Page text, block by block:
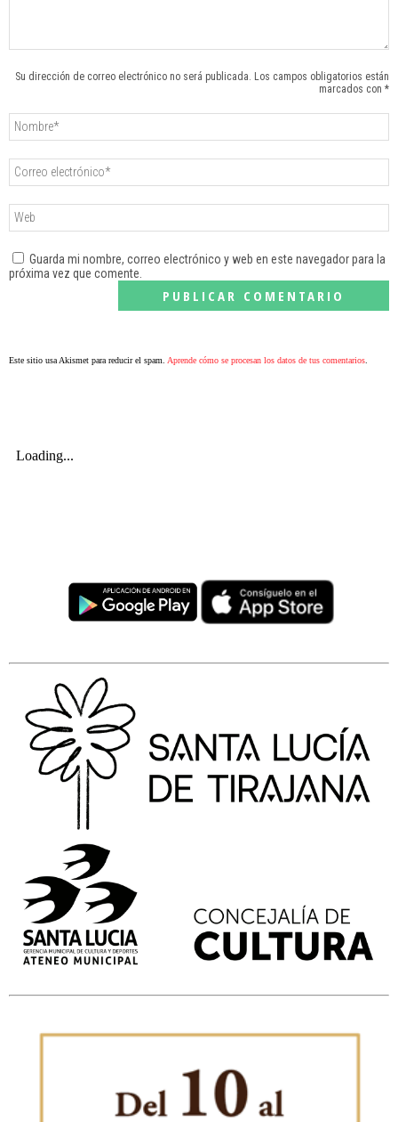
Su dirección de correo electrónico no será publicada. Los campos obligatorios están
marcados con *
Guarda mi nombre, correo electrónico y web en este navegador para la
próxima vez que comente.
Este sitio usa Akismet para reducir el spam. Aprende cómo se procesan los datos de tus comentarios.